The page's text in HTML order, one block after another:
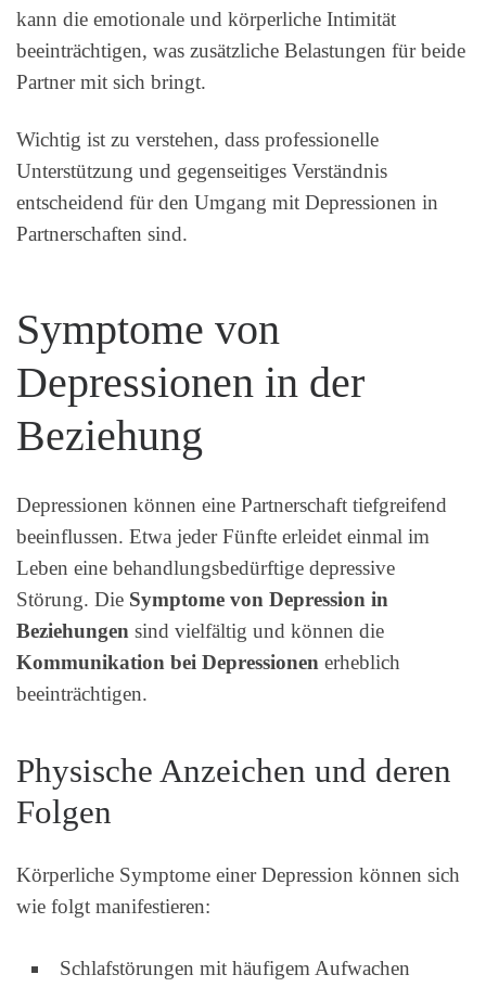
kann die emotionale und körperliche Intimität
beeinträchtigen, was zusätzliche Belastungen für beide
Partner mit sich bringt.
Wichtig ist zu verstehen, dass professionelle
Unterstützung und gegenseitiges Verständnis
entscheidend für den Umgang mit Depressionen in
Partnerschaften sind.
Symptome von
Depressionen in der
Beziehung
Depressionen können eine Partnerschaft tiefgreifend
beeinflussen. Etwa jeder Fünfte erleidet einmal im
Leben eine behandlungsbedürftige depressive
Störung. Die Symptome von Depression in
Beziehungen sind vielfältig und können die
Kommunikation bei Depressionen erheblich
beeinträchtigen.
Physische Anzeichen und deren
Folgen
Körperliche Symptome einer Depression können sich
wie folgt manifestieren:
Schlafstörungen mit häufigem Aufwachen